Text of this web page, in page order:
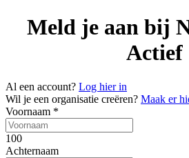
Meld je aan bij
Actief
Al een account? Log hier in
Wil je een organisatie creëren? Maak er
Voornaam *
100
Achternaam